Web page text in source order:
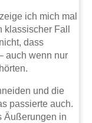
ich mich mal
Fall
dass
auch wenn nur
und die
passierte auch.
Äußerungen in